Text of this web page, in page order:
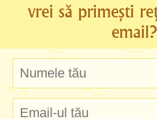
vrei să primești
email?